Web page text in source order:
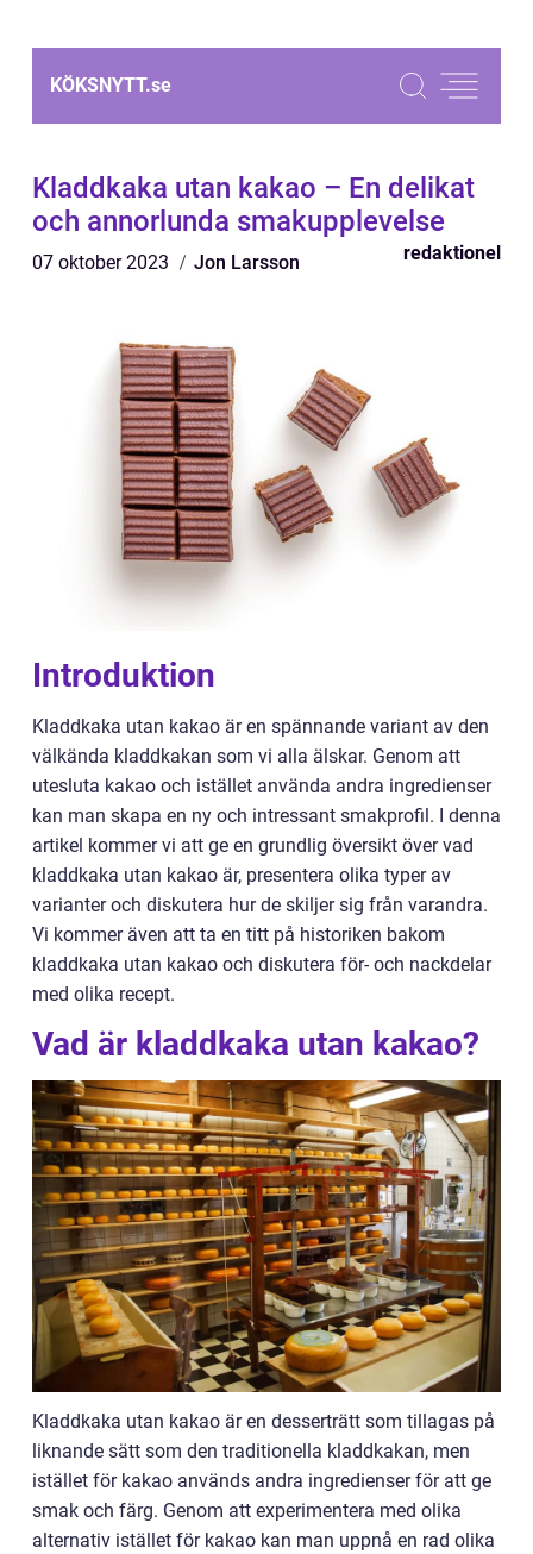
KÖKSNYTT.se
Kladdkaka utan kakao – En delikat
och annorlunda smakupplevelse
07 oktober 2023 Jon Larsson redaktionel
Introduktion
Kladdkaka utan kakao är en spännande variant av den
välkända kladdkakan som vi alla älskar. Genom att
utesluta kakao och istället använda andra ingredienser
kan man skapa en ny och intressant smakprofil. I denna
artikel kommer vi att ge en grundlig översikt över vad
kladdkaka utan kakao är, presentera olika typer av
varianter och diskutera hur de skiljer sig från varandra.
Vi kommer även att ta en titt på historiken bakom
kladdkaka utan kakao och diskutera för- och nackdelar
med olika recept.
Vad är kladdkaka utan kakao?
Kladdkaka utan kakao är en desserträtt som tillagas på
liknande sätt som den traditionella kladdkakan, men
istället för kakao används andra ingredienser för att ge
smak och färg. Genom att experimentera med olika
alternativ istället för kakao kan man uppnå en rad olika